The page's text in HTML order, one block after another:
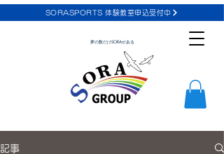
SORASPORTS 体験教室申込受付中
夢の数だけSORAがある
記事